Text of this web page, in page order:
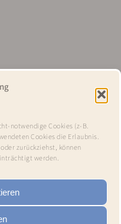
notwendige Cookies (z-B.
Cookies die Erlaubnis.
zurückziehst, können
werden.
HAFTUNGSAUSSCHLUSS